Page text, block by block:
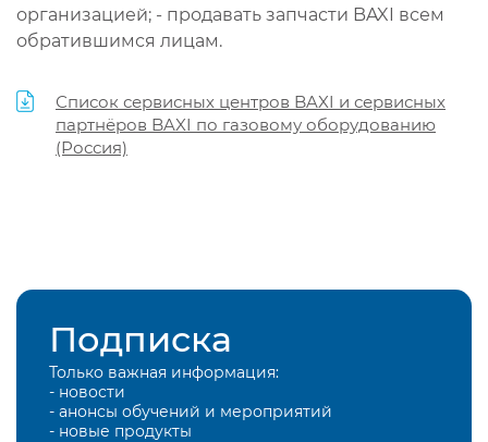
организацией; - продавать запчасти BAXI всем
обратившимся лицам.
Список сервисных центров BAXI и сервисных
партнёров BAXI по газовому оборудованию
(Россия)
Подписка
Только важная информация:
- новости
- анонсы обучений и мероприятий
- новые продукты